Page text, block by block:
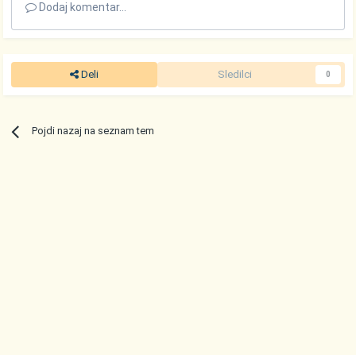
Dodaj komentar...
Deli Sledilci 0
Pojdi nazaj na seznam tem